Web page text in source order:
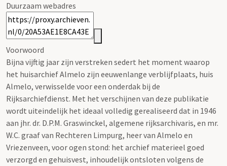
Duurzaam webadres
Voorwoord
Bijna vijftig jaar zijn verstreken sedert het moment waarop
het huisarchief Almelo zijn eeuwenlange verblijfplaats, huis
Almelo, verwisselde voor een onderdak bij de
Rijksarchiefdienst. Met het verschijnen van deze publikatie
wordt uiteindelijk het ideaal volledig gerealiseerd dat in 1946
aan jhr. dr. D.P.M. Graswinckel, algemene rijksarchivaris, en mr.
W.C. graaf van Rechteren Limpurg, heer van Almelo en
Vriezenveen, voor ogen stond: het archief materieel goed
verzorgd en gehuisvest, inhoudelijk ontsloten volgens de